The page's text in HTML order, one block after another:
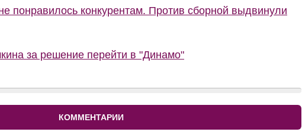
понравилось конкурентам. Против сборной выдвинули
за решение перейти в "Динамо"
КОММЕНТАРИИ